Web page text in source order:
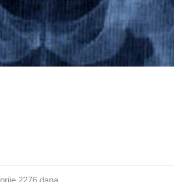
prije 2276 dana